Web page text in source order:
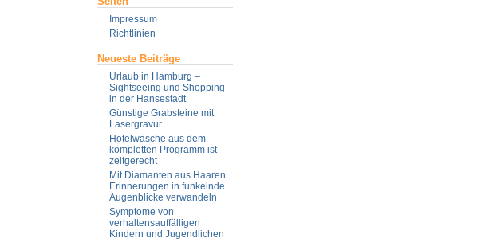
Impressum
Richtlinien
Neueste Beiträge
Urlaub in Hamburg –
Sightseeing und Shopping
in der Hansestadt
Günstige Grabsteine mit
Lasergravur
Hotelwäsche aus dem
kompletten Programm ist
zeitgerecht
Mit Diamanten aus Haaren
Erinnerungen in funkelnde
Augenblicke verwandeln
Symptome von
verhaltensauffälligen
Kindern und Jugendlichen